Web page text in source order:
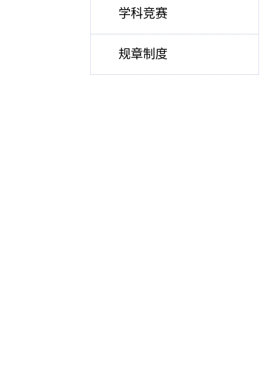
学科竞赛
规章制度